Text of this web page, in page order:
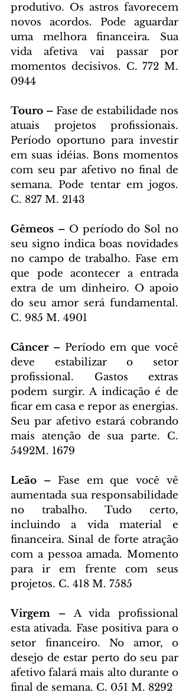
produtivo. Os astros favorecem
novos acordos. Pode aguardar
uma melhora financeira. Sua
vida afetiva vai passar por
momentos decisivos. C. 772 M.
0944
Touro – Fase de estabilidade nos
atuais projetos profissionais.
Período oportuno para investir
em suas idéias. Bons momentos
com seu par afetivo no final de
semana. Pode tentar em jogos.
C. 827 M. 2143
Gêmeos – O período do Sol no
seu signo indica boas novidades
no campo de trabalho. Fase em
que pode acontecer a entrada
extra de um dinheiro. O apoio
do seu amor será fundamental.
C. 985 M. 4901
Câncer – Período em que você
deve estabilizar o setor
profissional. Gastos extras
podem surgir. A indicação é de
ficar em casa e repor as energias.
Seu par afetivo estará cobrando
mais atenção de sua parte. C.
5492M. 1679
Leão – Fase em que você vê
aumentada sua responsabilidade
no trabalho. Tudo certo,
incluindo a vida material e
financeira. Sinal de forte atração
com a pessoa amada. Momento
para ir em frente com seus
projetos. C. 418 M. 7585
Virgem – A vida profissional
esta ativada. Fase positiva para o
setor financeiro. No amor, o
desejo de estar perto do seu par
afetivo falará mais alto durante o
final de semana. C. 051 M. 8292